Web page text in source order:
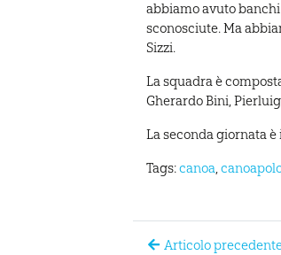
abbiamo avuto
sconosciute. Ma
Sizzi.
La squadra è
Gherardo Bini,
La seconda giornata
Tags:canoa,
Articolo